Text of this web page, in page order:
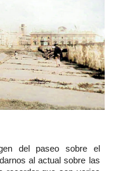
del paseo sobre el
al actual sobre las